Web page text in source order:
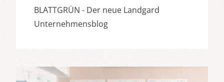
BLATTGRÜN - Der neue Landgard
Unternehmensblog